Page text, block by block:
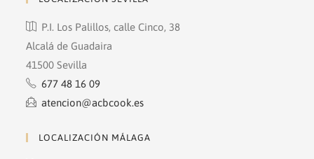
P.I. Los Palillos, calle Cinco, 38
Alcalá de Guadaira
41500 Sevilla
677 48 16 09
atencion@acbcook.es
LOCALIZACIÓN MÁLAGA